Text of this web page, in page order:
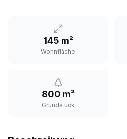
145 m²
Wohnfläche
800 m²
Grundstück